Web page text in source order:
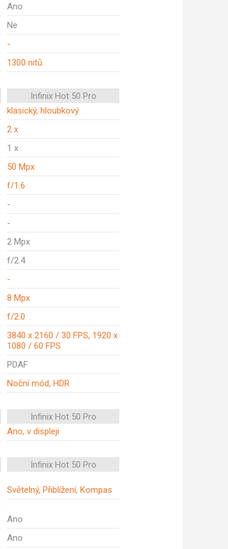
Ano
Ne
-
1300 nitů
Infinix Hot 50 Pro
klasický, hloubkový
2 x
1 x
50 Mpx
f/1.6
-
-
2 Mpx
f/2.4
-
8 Mpx
f/2.0
3840 x 2160 / 30 FPS, 1920 x
1080 / 60 FPS
PDAF
Noční mód, HDR
Infinix Hot 50 Pro
Ano, v displeji
Infinix Hot 50 Pro
Světelný, Přiblížení, Kompas
Ano
Ano